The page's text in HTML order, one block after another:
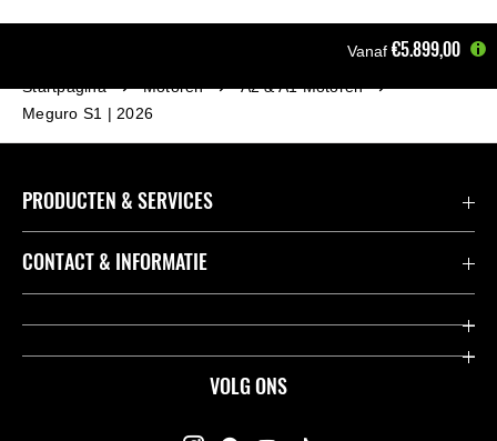
Vanaf €5.899,00
Startpagina Motoren
A2 & A1 Motoren
Meguro S1 | 2026
VOLG ONS
PRODUCTEN & SERVICES
Accessoires & Onderdelen
Dealers
CONTACT & INFORMATIE
Contact